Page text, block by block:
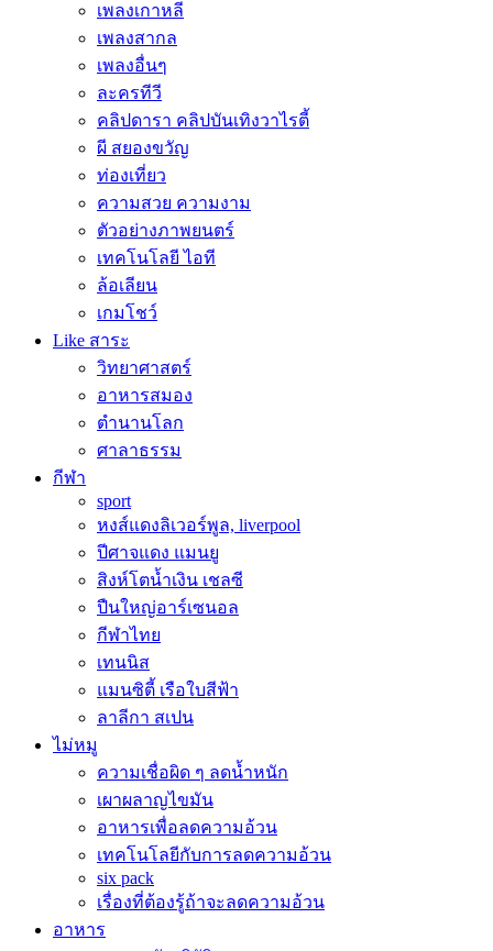
เพลงเกาหลี
เพลงสากล
เพลงอื่นๆ
ละครทีวี
คลิปดารา คลิปบันเทิงวาไรตี้
ผี สยองขวัญ
ท่องเที่ยว
ความสวย ความงาม
ตัวอย่างภาพยนตร์
เทคโนโลยี ไอที
ล้อเลียน
เกมโชว์
Like สาระ
วิทยาศาสตร์
อาหารสมอง
ตำนานโลก
ศาลาธรรม
กีฬา
sport
หงส์แดงลิเวอร์พูล, liverpool
ปีศาจแดง แมนยู
สิงห์โตน้ำเงิน เชลซี
ปืนใหญ่อาร์เซนอล
กีฬาไทย
เทนนิส
แมนซิตี้ เรือใบสีฟ้า
ลาลีกา สเปน
ไม่หมู
ความเชื่อผิด ๆ ลดน้ำหนัก
เผาผลาญไขมัน
อาหารเพื่อลดความอ้วน
เทคโนโลยีกับการลดความอ้วน
six pack
เรื่องที่ต้องรู้ถ้าจะลดความอ้วน
อาหาร